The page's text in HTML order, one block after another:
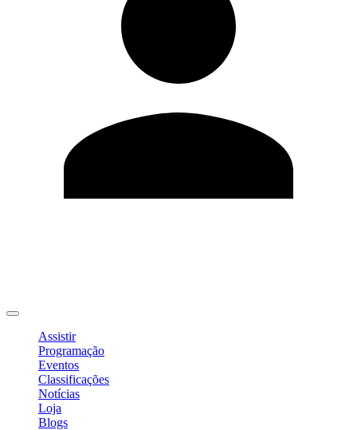
Assistir
Programação
Eventos
Classificações
Notícias
Loja
Blogs